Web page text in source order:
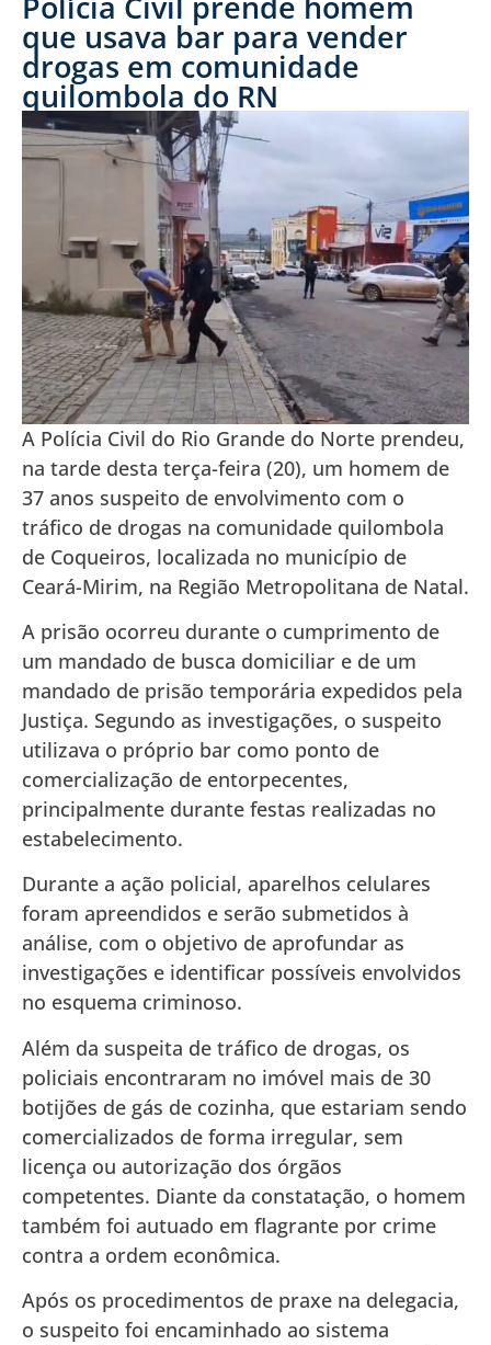
que usava bar para vender
drogas em comunidade
quilombola do RN
A Polícia Civil do Rio Grande do Norte prendeu,
na tarde desta terça-feira (20), um homem de
37 anos suspeito de envolvimento com o
tráfico de drogas na comunidade quilombola
de Coqueiros, localizada no município de
Ceará-Mirim, na Região Metropolitana de Natal.
A prisão ocorreu durante o cumprimento de
um mandado de busca domiciliar e de um
mandado de prisão temporária expedidos pela
Justiça. Segundo as investigações, o suspeito
utilizava o próprio bar como ponto de
comercialização de entorpecentes,
principalmente durante festas realizadas no
estabelecimento.
Durante a ação policial, aparelhos celulares
foram apreendidos e serão submetidos à
análise, com o objetivo de aprofundar as
investigações e identificar possíveis envolvidos
no esquema criminoso.
Além da suspeita de tráfico de drogas, os
policiais encontraram no imóvel mais de 30
botijões de gás de cozinha, que estariam sendo
comercializados de forma irregular, sem
licença ou autorização dos órgãos
competentes. Diante da constatação, o homem
também foi autuado em flagrante por crime
contra a ordem econômica.
Após os procedimentos de praxe na delegacia,
o suspeito foi encaminhado ao sistema